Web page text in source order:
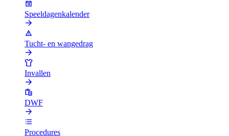
Speeldagenkalender
Tucht- en wangedrag
Invallen
DWF
Procedures